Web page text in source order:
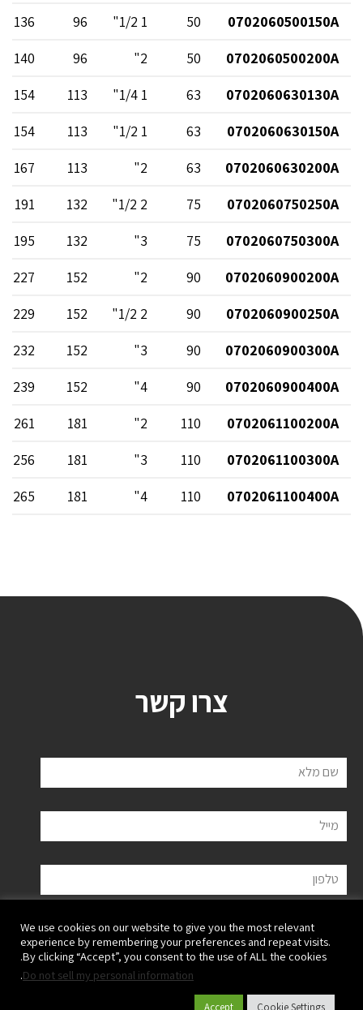
0702060500150A
50
1 1/2"
96
136
0702060500200A
50
2"
96
140
0702060630130A
63
1 1/4"
113
154
0702060630150A
63
1 1/2"
113
154
0702060630200A
63
2"
113
167
0702060750250A
75
2 1/2"
132
191
0702060750300A
75
3"
132
195
0702060900200A
90
2"
152
227
0702060900250A
90
2 1/2"
152
229
0702060900300A
90
3"
152
232
0702060900400A
90
4"
152
239
0702061100200A
110
2"
181
261
0702061100300A
110
3"
181
256
0702061100400A
110
4"
181
265
צרו קשר
שם מלא
מייל
טלפון
הודעהWe use cookies on our website to give you the most relevant
experience by remembering your preferences and repeat visits.
By clicking “Accept”, you consent to the use of ALL the cookies.
Do not sell my personal information
.
Cookie Settings
Accept